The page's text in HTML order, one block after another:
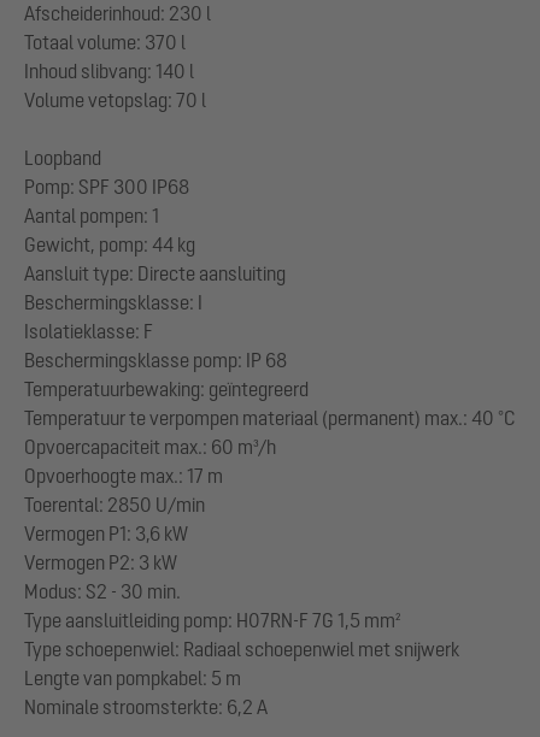
Afscheiderinhoud: 230 l
Totaal volume: 370 l
Inhoud slibvang: 140 l
Volume vetopslag: 70 l
Loopband
Pomp: SPF 300 IP68
Aantal pompen: 1
Gewicht, pomp: 44 kg
Aansluit type: Directe aansluiting
Beschermingsklasse: I
Isolatieklasse: F
Beschermingsklasse pomp: IP 68
Temperatuurbewaking: geïntegreerd
Temperatuur te verpompen materiaal (permanent) max.: 40 °C
Opvoercapaciteit max.: 60 m³/h
Opvoerhoogte max.: 17 m
Toerental: 2850 U/min
Vermogen P1: 3,6 kW
Vermogen P2: 3 kW
Modus: S2 - 30 min.
Type aansluitleiding pomp: H07RN-F 7G 1,5 mm²
Type schoepenwiel: Radiaal schoepenwiel met snijwerk
Lengte van pompkabel: 5 m
Nominale stroomsterkte: 6,2 A